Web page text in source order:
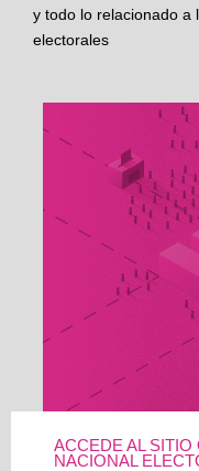
y todo lo relacionado a
electorales
ACCEDE AL SITIO
NACIONAL